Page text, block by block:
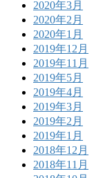
2020年3月
2020年2月
2020年1月
2019年12月
2019年11月
2019年5月
2019年4月
2019年3月
2019年2月
2019年1月
2018年12月
2018年11月